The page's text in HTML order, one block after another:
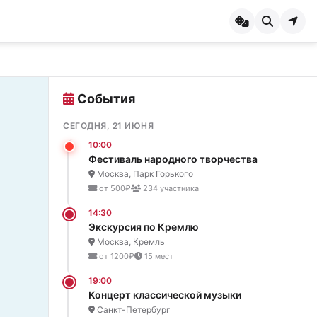
События
СЕГОДНЯ, 21 ИЮНЯ
10:00
Фестиваль народного творчества
Москва, Парк Горького
от 500₽ 234 участника
14:30
Экскурсия по Кремлю
Москва, Кремль
от 1200₽ 15 мест
19:00
Концерт классической музыки
Санкт-Петербург